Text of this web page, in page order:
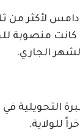
دامس لأكثر
منصوبة
الجاري.
التحويلية
للولاية.